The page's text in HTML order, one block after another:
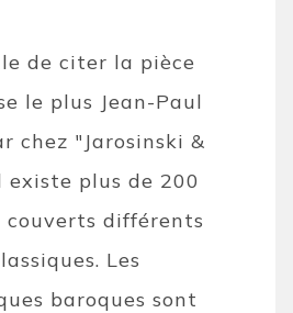
de citer la pièce
le plus Jean-Paul
chez "Jarosinski &
existe plus de 200
couverts différents
Les
baroques sont